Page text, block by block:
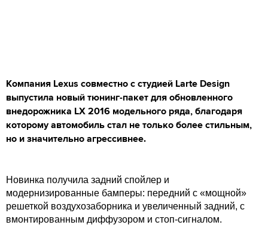
Компания Lexus совместно с студией Larte Design
выпустила новый тюнинг-пакет для обновленного
внедорожника LX 2016 модельного ряда, благодаря
которому автомобиль стал не только более стильным,
но и значительно агрессивнее.
Новинка получила задний спойлер и
модернизированные бамперы: передний с «мощной»
решеткой воздухозаборника и увеличенный задний, с
вмонтированным диффузором и стоп-сигналом.